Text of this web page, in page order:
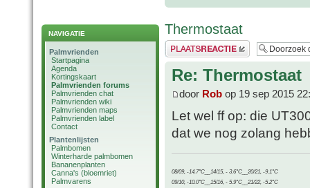
NAVIGATIE
Palmvrienden
Startpagina
Agenda
Kortingskaart
Palmvrienden forums
Palmvrienden chat
Palmvrienden wiki
Palmvrienden maps
Palmvrienden label
Contact
Plantenlijsten
Palmbomen
Winterharde palmbomen
Bananenplanten
Canna's (bloemriet)
Palmvarens
Thermostaat
Plaats een reactie
Re: Thermostaat
door Rob op 19 sep 2015
Let wel ff op: die
dat we nog zolang
08/09, -14.7°C__14/15, - 3.6°C__20/21, -9.1°C
09/10, -10.0°C__15/16, - 5.9°C__21/22, -5.2°C